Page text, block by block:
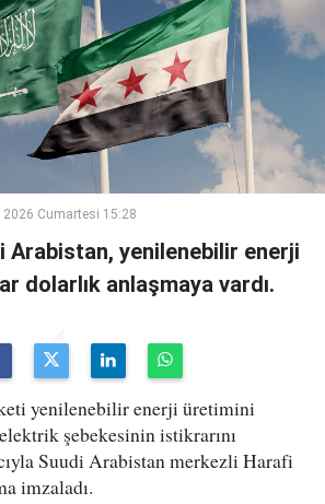
Cumartesi 15:28
Arabistan, yenilenebilir enerji
dolarlık anlaşmaya vardı.
yenilenebilir enerji üretimini
şebekesinin istikrarını
Suudi Arabistan merkezli Harafi
imzaladı.